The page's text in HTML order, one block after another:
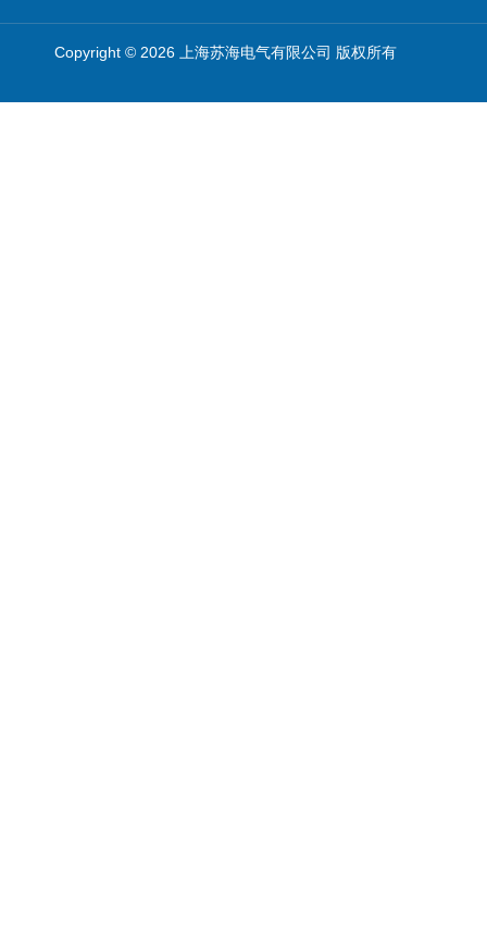
Copyright © 2026 上海苏海电气有限公司 版权所有